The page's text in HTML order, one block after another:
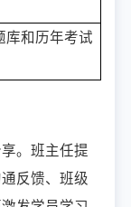
库和历年考试
。班主任提
反馈、班级